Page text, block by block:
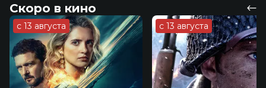
Скоро в кино
с 13 августа с 13 августа